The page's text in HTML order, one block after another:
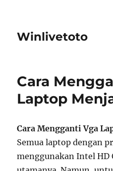
Winlivetoto
Cara
Laptop
Cara Mengganti Vga
Semua laptop dengan
menggunakan Intel HD